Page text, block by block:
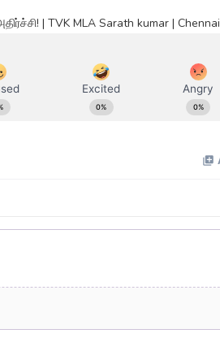
| TVK MLA Sarath kumar | Chennai